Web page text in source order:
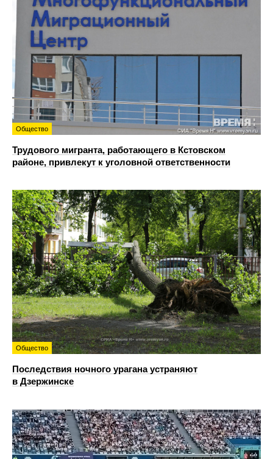
Общество
Трудового мигранта, работающего в Кстовском
районе, привлекут к уголовной ответственности
Общество
Последствия ночного урагана устраняют
в Дзержинске